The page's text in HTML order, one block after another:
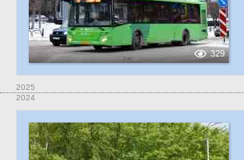
329
2025
2024